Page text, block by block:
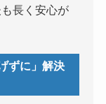
長く安心が
ずに」解決